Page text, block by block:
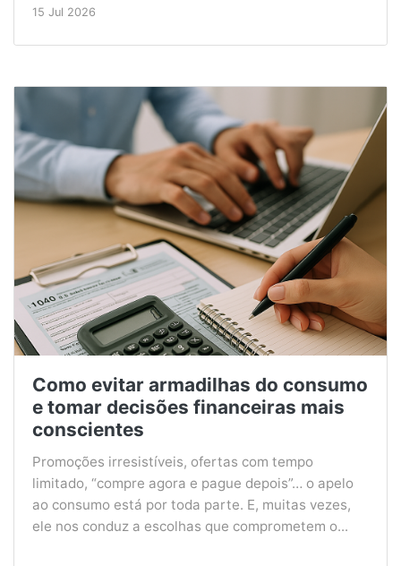
15 Jul 2026
Como evitar armadilhas do consumo
e tomar decisões financeiras mais
conscientes
Promoções irresistíveis, ofertas com tempo
limitado, “compre agora e pague depois”… o apelo
ao consumo está por toda parte. E, muitas vezes,
ele nos conduz a escolhas que comprometem o...